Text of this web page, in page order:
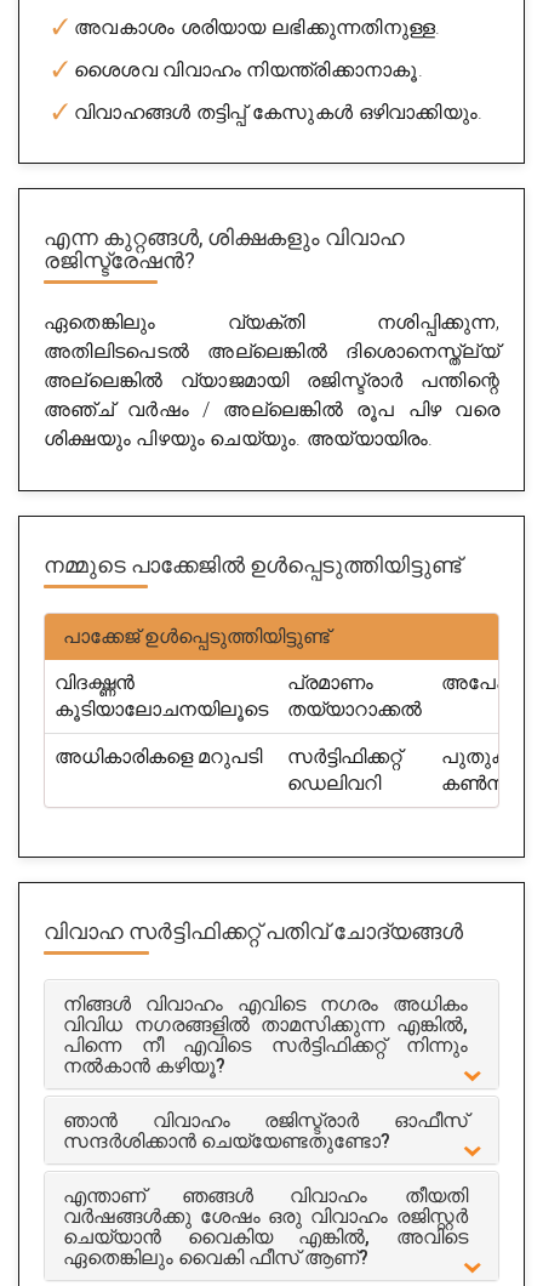
Experience : 13 years
Rating 4/5
City : banglore
Experience : 15 years
Get Appointment
Brides&Grooms
Experience : 14 years
Rating 5/5
Get Appointment
അവകാശം ശരിയായ ലഭിക്കുന്നതിനുള്ള.
ശൈശവ വിവാഹം നിയന്ത്രിക്കാനാകൂ.
വിവാഹങ്ങൾ തട്ടിപ്പ് കേസുകൾ ഒഴിവാക്കിയും.
എന്ന കുറ്റങ്ങൾ, ശിക്ഷകളും വിവാഹ
രജിസ്ട്രേഷൻ?
ഏതെങ്കിലും വ്യക്തി നശിപ്പിക്കുന്ന,
അതിലിടപെടൽ അല്ലെങ്കിൽ ദിശൊനെസ്ത്ല്യ്
അല്ലെങ്കിൽ വ്യാജമായി രജിസ്ട്രാർ പന്തിന്റെ
അഞ്ച് വർഷം / അല്ലെങ്കിൽ രൂപ പിഴ വരെ
ശിക്ഷയും പിഴയും ചെയ്യും. അയ്യായിരം.
നമ്മുടെ പാക്കേജിൽ ഉൾപ്പെടുത്തിയിട്ടുണ്ട്
പാക്കേജ് ഉൾപ്പെടുത്തിയിട്ടുണ്ട്
വിദഗ്ദ്ധൻ
കൂടിയാലോചനയിലൂടെ
പ്രമാണം
തയ്യാറാക്കൽ
അപേക്ഷ
അധികാരികളെ മറുപടി
സർട്ടിഫിക്കറ്റ്
ഡെലിവറി
പുതുക്കൽ
വിവാഹ സർട്ടിഫിക്കറ്റ്പതിവ് ചോദ്യങ്ങൾ
നിങ്ങൾ വിവാഹം എവിടെ നഗരം അധികം
വിവിധ നഗരങ്ങളിൽ താമസിക്കുന്ന എങ്കിൽ,
പിന്നെ നീ എവിടെ സർട്ടിഫിക്കറ്റ് നിന്നും
നൽകാൻ കഴിയൂ?
ഞാൻ വിവാഹം രജിസ്ട്രാർ ഓഫീസ്
സന്ദർശിക്കാൻ ചെയ്യേണ്ടതുണ്ടോ?
എന്താണ് ഞങ്ങൾ വിവാഹം തീയതി
വർഷങ്ങൾക്കു ശേഷം ഒരു വിവാഹം രജിസ്റ്റർ
ചെയ്യാൻ വൈകിയ എങ്കിൽ, അവിടെ
ഏതെങ്കിലും വൈകി ഫീസ് ആണ്?